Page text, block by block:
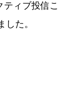
ィブ投信こ
た。